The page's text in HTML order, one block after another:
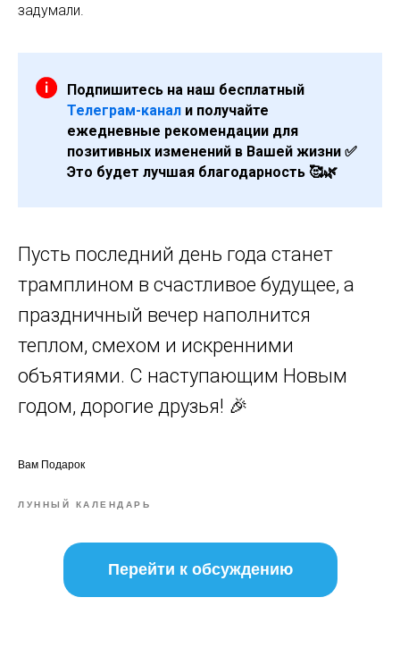
задумали.
Подпишитесь на наш бесплатный
Телеграм-канал и получайте
ежедневные рекомендации для
позитивных изменений в Вашей жизни ✅
Это будет лучшая благодарность 🥰🌿
Пусть последний день года станет
трамплином в счастливое будущее, а
праздничный вечер наполнится
теплом, смехом и искренними
объятиями. С наступающим Новым
годом, дорогие друзья! 🎉
Вам Подарок
ЛУННЫЙ КАЛЕНДАРЬ
Перейти к обсуждению